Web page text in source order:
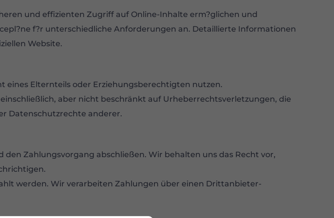
und effizienten Zugriff auf Online-Inhalte erm?glichen und
f?r unterschiedliche Anforderungen an. Detaillierte Informationen
Website.
eines Elternteils oder Erziehungsberechtigten nutzen.
aber nicht beschränkt auf Urheberrechtsverletzungen, die
Datenschutzrechte anderer.
Zahlungsvorgang abschließen. Wir behalten uns das Recht vor,
werden. Wir verarbeiten Zahlungen über einen Drittanbieter-